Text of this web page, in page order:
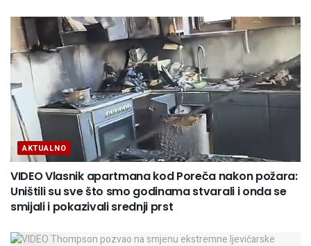
AKTUALNO
VIDEO Vlasnik apartmana kod Poreča nakon požara:
Uništili su sve što smo godinama stvarali i onda se
smijali i pokazivali srednji prst